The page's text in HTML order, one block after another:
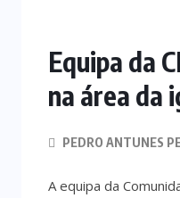
Equipa da
na área da
PEDRO ANTUNES
A equipa da